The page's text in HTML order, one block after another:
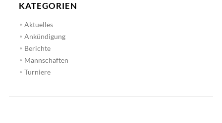
KATEGORIEN
Aktuelles
Ankündigung
Berichte
Mannschaften
Turniere